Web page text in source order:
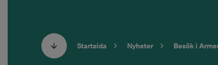
Startsida Nyheter Besök i